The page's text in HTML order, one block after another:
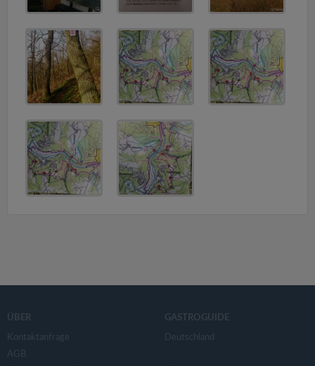
ÜBER
Kontaktanfrage
AGB
GASTROGUIDE
Deutschland
a
t
o
n